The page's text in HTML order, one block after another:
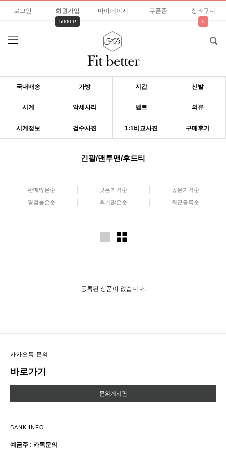
로그인 회원가입
5000 P
마이페이지 쿠폰존 장바구니
0
국내배송 가방 지갑 신발
시계 악세사리 벨트 의류
시계정보 검수사진 1:1비교사진 구매후기
긴팔/맨투맨/후드티
판매많은순 낮은가격순 높은가격순
평점높은순 후기많은순 최근등록순
등록된 상품이 없습니다.
카카오톡 문의
바로가기
문의게시판
BANK INFO
예금주 : 카톡문의